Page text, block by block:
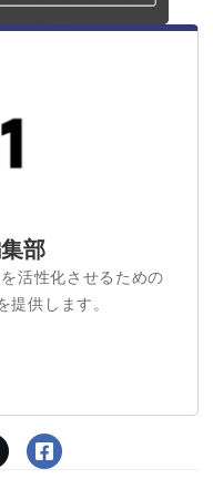
部
活性化させるための
提供します。